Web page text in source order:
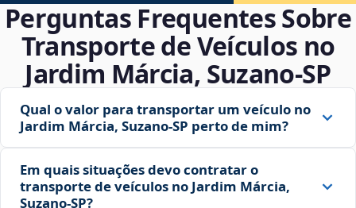
Perguntas Frequentes Sobre
Transporte de Veículos no
Jardim Márcia, Suzano‑SP
Qual o valor para transportar um veículo no
Jardim Márcia, Suzano‑SP perto de mim?
Em quais situações devo contratar o
transporte de veículos no Jardim Márcia,
Suzano‑SP?